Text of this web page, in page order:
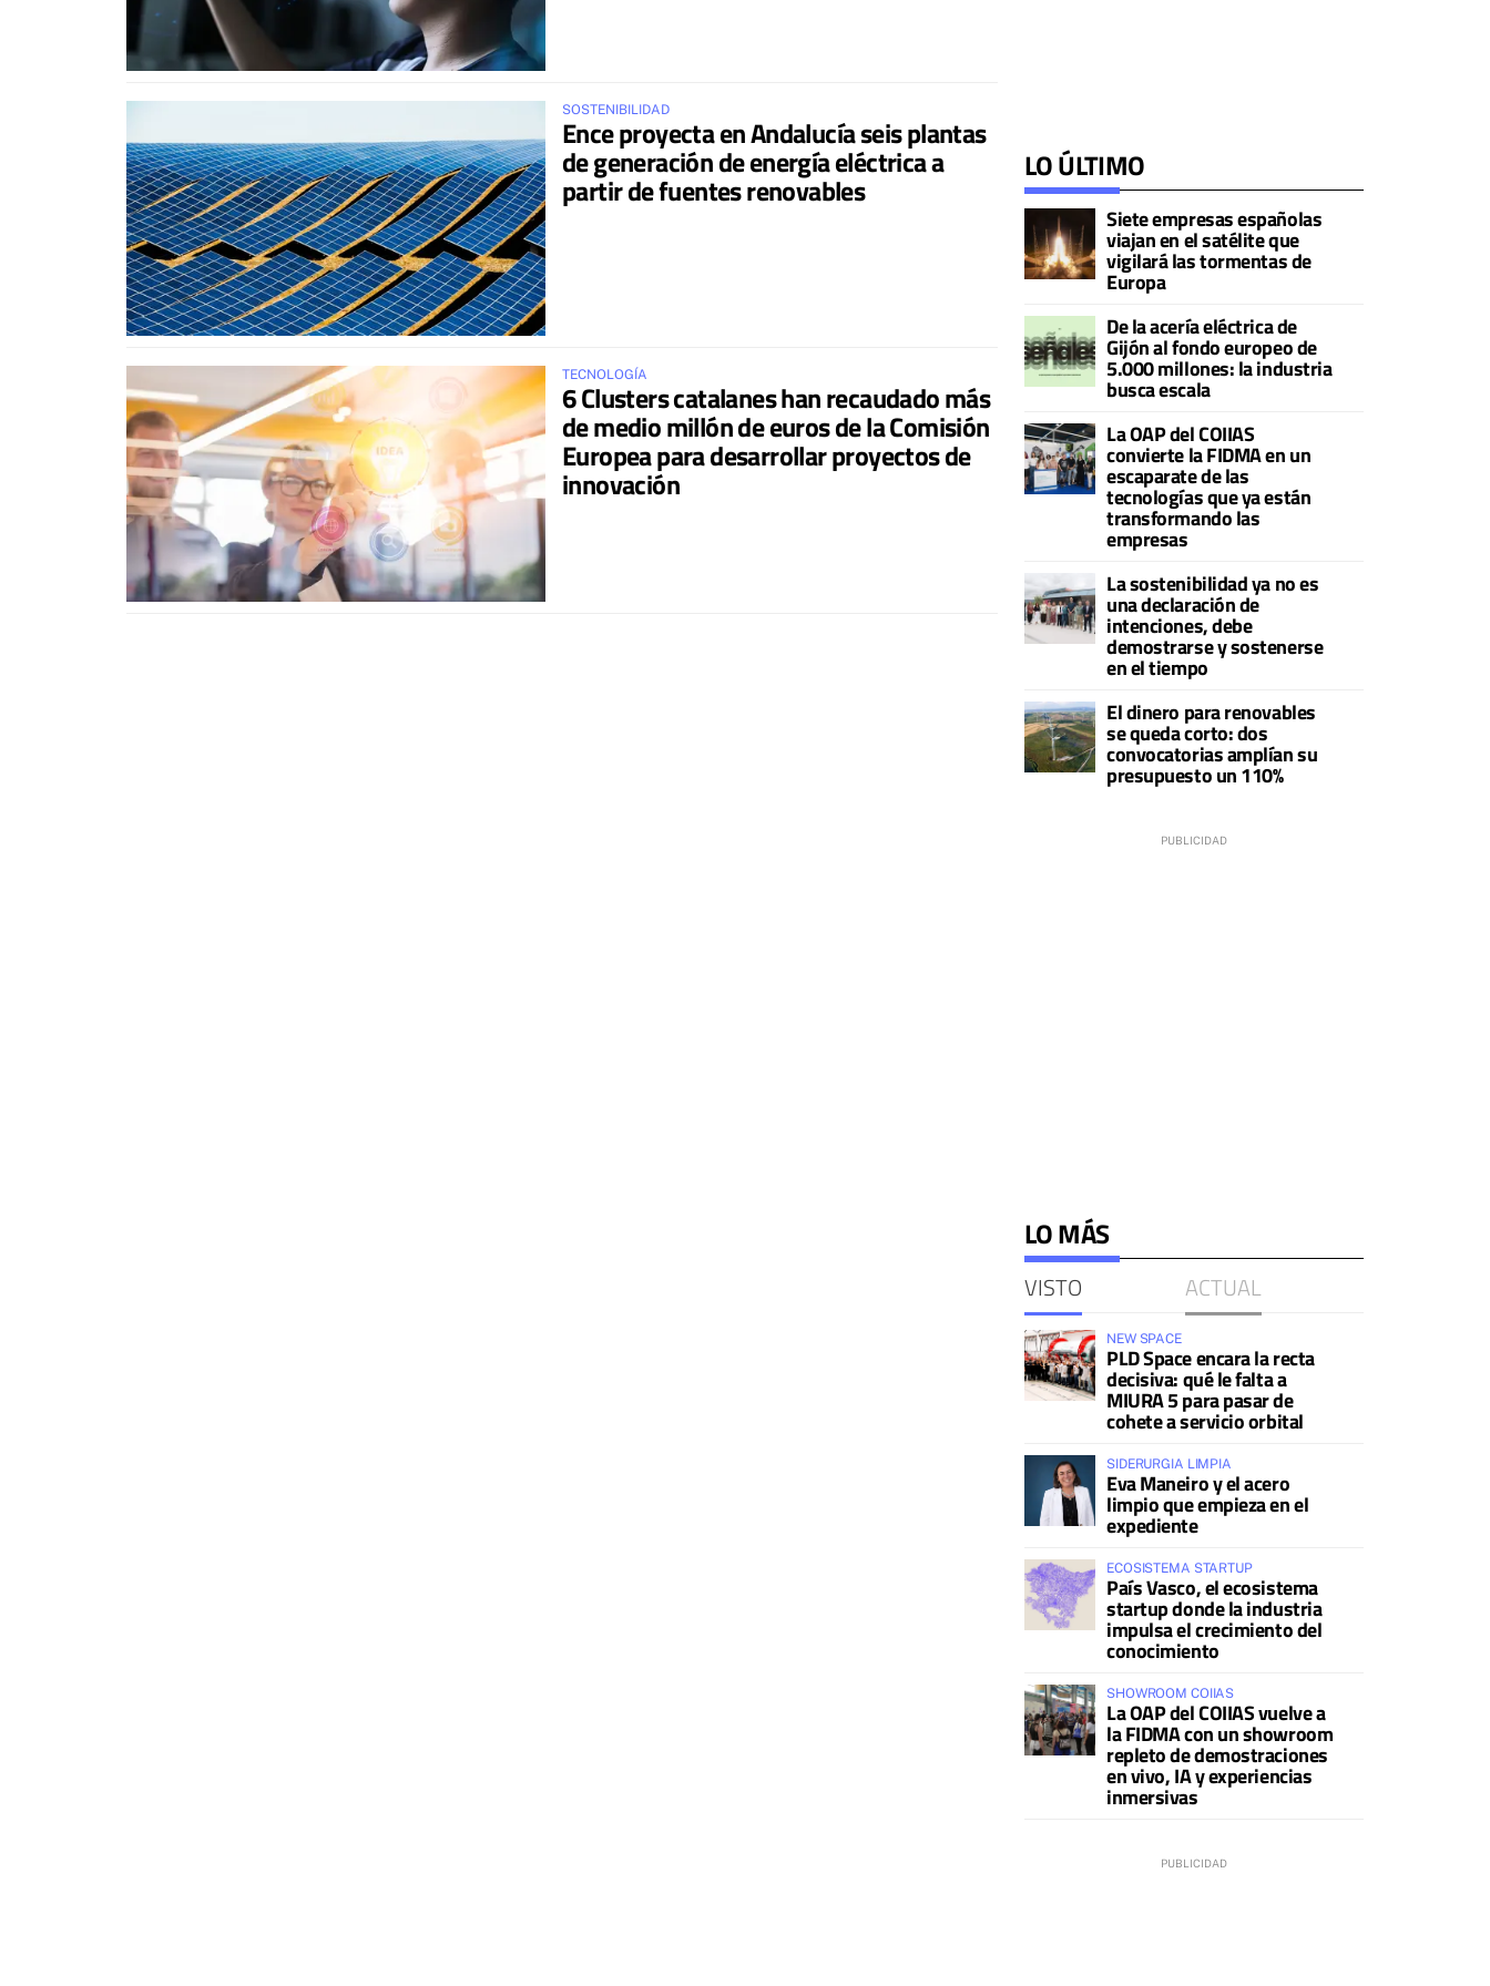
SOSTENIBILIDAD
Ence proyecta en Andalucía seis plantas
de generación de energía eléctrica a
partir de fuentes renovables
TECNOLOGÍA
6 Clusters catalanes han recaudado más
de medio millón de euros de la Comisión
Europea para desarrollar proyectos de
innovación
LO ÚLTIMO
Siete empresas españolas
viajan en el satélite que
vigilará las tormentas de
Europa
De la acería eléctrica de
Gijón al fondo europeo de
5.000 millones: la industria
busca escala
La OAP del COIIAS
convierte la FIDMA en un
escaparate de las
tecnologías que ya están
transformando las
empresas
La sostenibilidad ya no es
una declaración de
intenciones, debe
demostrarse y sostenerse
en el tiempo
El dinero para renovables
se queda corto: dos
convocatorias amplían su
presupuesto un 110%
LO MÁS
VISTO ACTUAL
NEW SPACE
PLD Space encara la recta
decisiva: qué le falta a
MIURA 5 para pasar de
cohete a servicio orbital
SIDERURGIA LIMPIA
Eva Maneiro y el acero
limpio que empieza en el
expediente
ECOSISTEMA STARTUP
País Vasco, el ecosistema
startup donde la industria
impulsa el crecimiento del
conocimiento
SHOWROOM COIIAS
La OAP del COIIAS vuelve a
la FIDMA con un showroom
repleto de demostraciones
en vivo, IA y experiencias
inmersivas